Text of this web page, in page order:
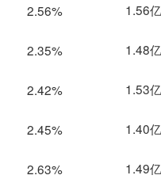
2.56% 1.56亿
2.35% 1.48亿
2.42% 1.53亿
2.45% 1.40亿
2.63% 1.49亿